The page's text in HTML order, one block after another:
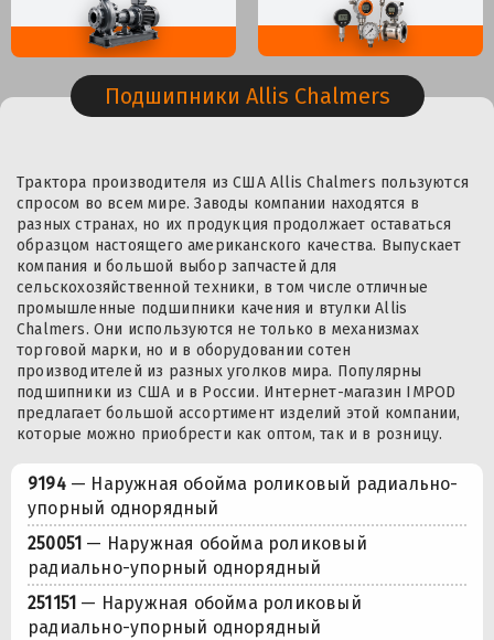
Подшипники Allis Chalmers
Трактора производителя из США Allis Chalmers пользуются
спросом во всем мире. Заводы компании находятся в
разных странах, но их продукция продолжает оставаться
образцом настоящего американского качества. Выпускает
компания и большой выбор запчастей для
сельскохозяйственной техники, в том числе отличные
промышленные подшипники качения и втулки Allis
Chalmers. Они используются не только в механизмах
торговой марки, но и в оборудовании сотен
производителей из разных уголков мира. Популярны
подшипники из США и в России. Интернет-магазин IMPOD
предлагает большой ассортимент изделий этой компании,
которые можно приобрести как оптом, так и в розницу.
9194— Наружная обойма роликовый радиально-
упорный однорядный
250051 — Наружная обойма роликовый
радиально-упорный однорядный
251151 — Наружная обойма роликовый
радиально-упорный однорядный